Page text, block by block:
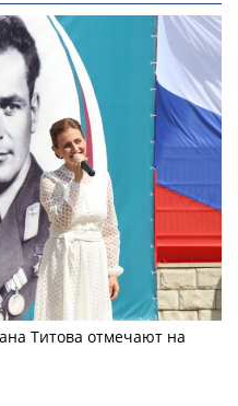
Титова отмечают на